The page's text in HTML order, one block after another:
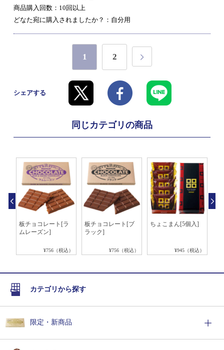
商品購入回数：10回以上
どなた宛に購入されましたか？：自分用
1 2
シェアする
同じカテゴリの商品
板チョコレート[ラ
ムレーズン]
¥756（税込）
板チョコレート[ブ
ラック]
¥756（税込）
ちょこまん[5個入]
¥945（税込）
カテゴリから探す
限定・新商品